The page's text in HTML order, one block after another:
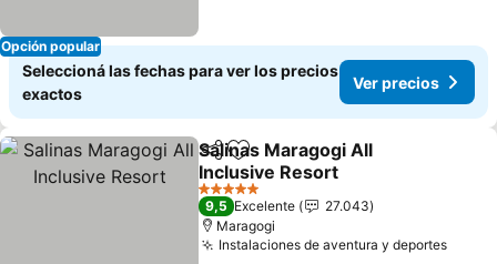
Opción popular
Seleccioná las fechas para ver los precios
exactos
Ver precios
CompartirAñadir a favoritos
Salinas Maragogi All
Inclusive Resort
5 Estrellas
9,5 Excelente
27.043
Maragogi
Instalaciones de aventura y deportes